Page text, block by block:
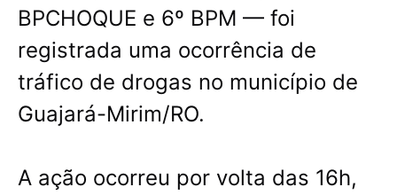
BPCHOQUE e 6º BPM — foi
registrada uma ocorrência de
tráfico de drogas no município de
Guajará-Mirim/RO.
A ação ocorreu por volta das 16h,